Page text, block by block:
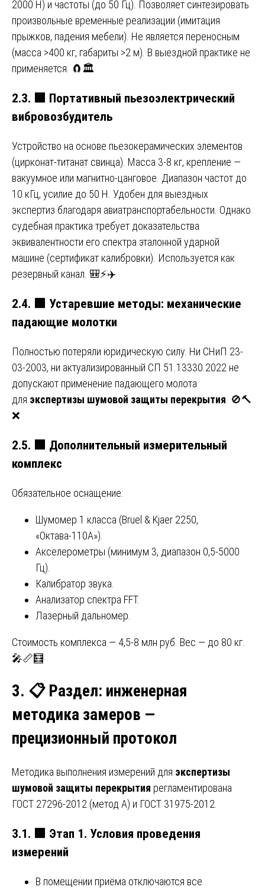
2000 Н) и частоты (до 50 Гц). Позволяет синтезировать
произвольные временные реализации (имитация
прыжков, падения мебели). Не является переносным
(масса >400 кг, габариты >2 м). В выездной практике не
применяется. 🧲🏛️
2.3. 🟩 Портативный пьезоэлектрический
вибровозбудитель
Устройство на основе пьезокерамических элементов
(цирконат-титанат свинца). Масса 3-8 кг, крепление —
вакуумное или магнитно-цанговое. Диапазон частот до
10 кГц, усилие до 50 Н. Удобен для выездных
экспертиз благодаря авиатранспортабельности. Однако
судебная практика требует доказательства
эквивалентности его спектра эталонной ударной
машине (сертификат калибровки). Используется как
резервный канал. 🎒⚡✈️
2.4. 🟩 Устаревшие методы: механические
падающие молотки
Полностью потеряли юридическую силу. Ни СНиП 23-
03-2003, ни актуализированный СП 51.13330.2022 не
допускают применение падающего молота
для экспертизы шумовой защиты перекрытия . 🚫🔨
❌
2.5. 🟩 Дополнительный измерительный
комплекс
Обязательное оснащение:
Шумомер 1 класса (Bruel & Kjaer 2250,
«Октава-110А»).
Акселерометры (минимум 3, диапазон 0,5-5000
Гц).
Калибратор звука.
Анализатор спектра FFT.
Лазерный дальномер.
Стоимость комплекса — 4,5-8 млн руб. Вес — до 80 кг.
🎤📏🧮
3. 📋Раздел: инженерная
методика замеров —
прецизионный протокол
Методика выполнения измерений для экспертизы
шумовой защиты перекрытия регламентирована
ГОСТ 27296-2012 (метод А) и ГОСТ 31975-2012.
3.1. 🟩 Этап 1. Условия проведения
измерений
В помещении приёма отключаются все